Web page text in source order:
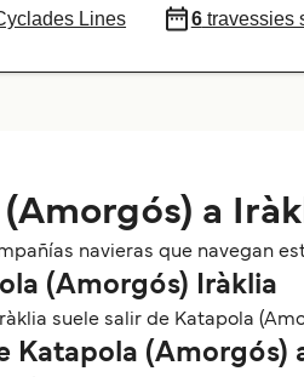
Lines 6travessies
a
navieras que navegan
(Amorgós) Iràklia
suele salir de Katapola
Katapola (Amorgós)